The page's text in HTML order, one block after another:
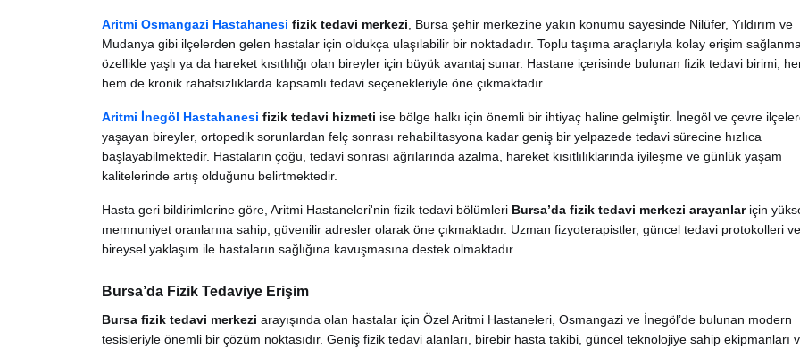
Aritmi Osmangazi Hastahanesi fizik tedavi merkezi, Bursa şehir merkezine yakın konumu sayesinde Nilüfer, Yıldırım ve
Mudanya gibi ilçelerden gelen hastalar için oldukça ulaşılabilir bir noktadadır. Toplu taşıma araçlarıyla kolay erişim
özellikle yaşlı ya da hareket kısıtlılığı olan bireyler için büyük avantaj sunar. Hastane içerisinde bulunan fizik tedavi birimi,
hem de kronik rahatsızlıklarda kapsamlı tedavi seçenekleriyle öne çıkmaktadır.
Aritmi İnegöl Hastahanesi fizik tedavi hizmeti ise bölge halkı için önemli bir ihtiyaç haline gelmiştir. İnegöl ve çevre
yaşayan bireyler, ortopedik sorunlardan felç sonrası rehabilitasyona kadar geniş bir yelpazede tedavi sürecine hızlıca
başlayabilmektedir. Hastaların çoğu, tedavi sonrası ağrılarında azalma, hareket kısıtlılıklarında iyileşme ve günlük yaşam
kalitelerinde artış olduğunu belirtmektedir.
Hasta geri bildirimlerine göre, Aritmi Hastaneleri'nin fizik tedavi bölümleri Bursa’da fizik tedavi merkezi arayanlariçin
memnuniyet oranlarına sahip, güvenilir adresler olarak öne çıkmaktadır. Uzman fizyoterapistler, güncel tedavi protokolleri ve
bireysel yaklaşım ile hastaların sağlığına kavuşmasına destek olmaktadır.
Bursa’da Fizik Tedaviye Erişim
Bursa fizik tedavi merkezi arayışında olan hastalar için Özel Aritmi Hastaneleri, Osmangazi ve İnegöl’de bulunan modern
tesisleriyle önemli bir çözüm noktasıdır. Geniş fizik tedavi alanları, birebir hasta takibi, güncel teknolojiye sahip ekipmanları